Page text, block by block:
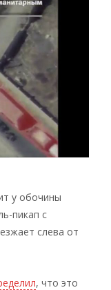
у обочины
пикап с
слева от
, что это